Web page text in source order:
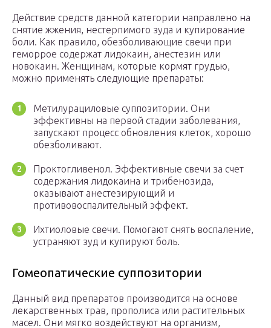
Действие средств данной категории направлено на
снятие жжения, нестерпимого зуда и купирование
боли. Как правило, обезболивающие свечи при
геморрое содержат лидокаин, анестезин или
новокаин. Женщинам, которые кормят грудью,
можно применять следующие препараты:
Метилурациловые суппозитории. Они
эффективны на первой стадии заболевания,
запускают процесс обновления клеток, хорошо
обезболивают.
Проктогливенол. Эффективные свечи за счет
содержания лидокаина и трибенозида,
оказывают анестезирующий и
противовоспалительный эффект.
Ихтиоловые свечи. Помогают снять воспаление,
устраняют зуд и купируют боль.
Гомеопатические суппозитории
Данный вид препаратов производится на основе
лекарственных трав, прополиса или растительных
масел. Они мягко воздействуют на организм,